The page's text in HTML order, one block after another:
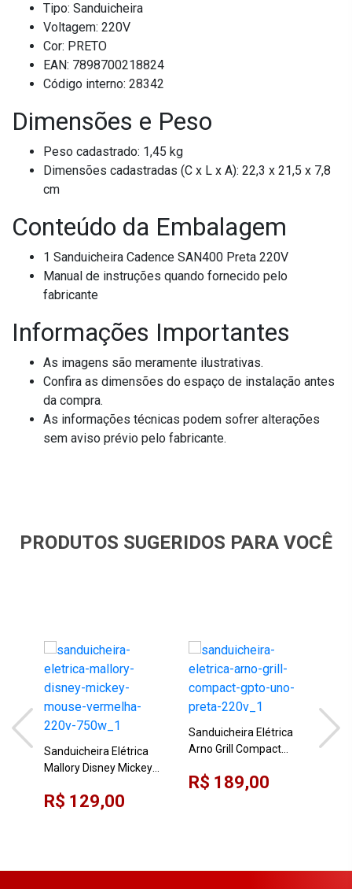
Tipo: Sanduicheira
Voltagem: 220V
Cor: PRETO
EAN: 7898700218824
Código interno: 28342
Dimensões e Peso
Peso cadastrado: 1,45 kg
Dimensões cadastradas (C x L x A): 22,3 x 21,5 x 7,8
cm
Conteúdo da Embalagem
1 Sanduicheira Cadence SAN400 Preta 220V
Manual de instruções quando fornecido pelo
fabricante
Informações Importantes
As imagens são meramente ilustrativas.
Confira as dimensões do espaço de instalação antes
da compra.
As informações técnicas podem sofrer alterações
sem aviso prévio pelo fabricante.
PRODUTOS SUGERIDOS PARA VOCÊ
Sanduicheira Elétrica
Mallory Disney Mickey
750W
R$ 129,00
Sanduicheira Elétrica
Arno Grill Compact
R$ 189,00